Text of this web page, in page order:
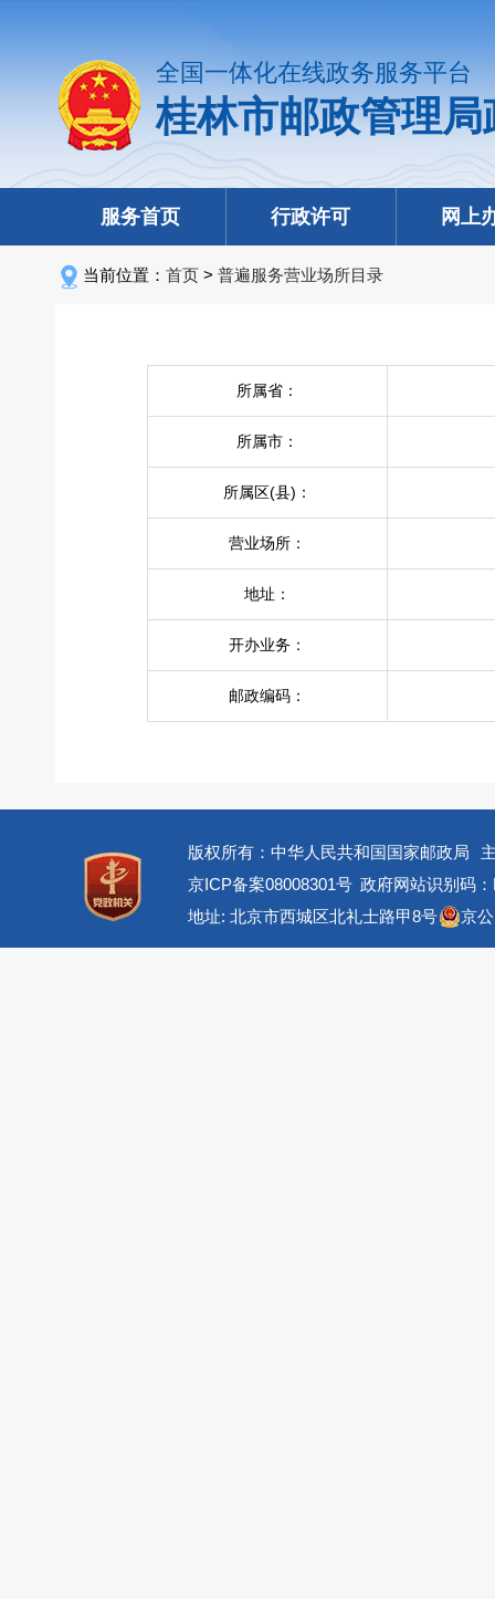
全国一体化在线政务服务平台
桂林市邮政管理
服务首页 行政许可 网上
当前位置： 首页 > 普遍服务营业场所目录
所属省：
所属市：
所属区(县)：
营业场所：
地址：
开办业务：
邮政编码：
版权所有：中华人民共和国国家邮政局
京ICP备案08008301号 政府网站识别码
地址: 北京市西城区北礼士路甲8号
京